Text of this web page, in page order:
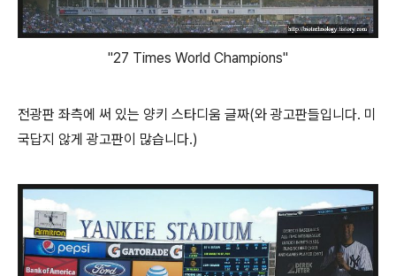
"27 Times World Champions"
전광판 좌측에 써 있는 양키 스타디움 글짜(와 광고판들입니다. 미
국답지 않게 광고판이 많습니다.)